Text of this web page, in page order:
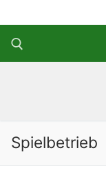
Inhalt
springen
Spielbetrieb